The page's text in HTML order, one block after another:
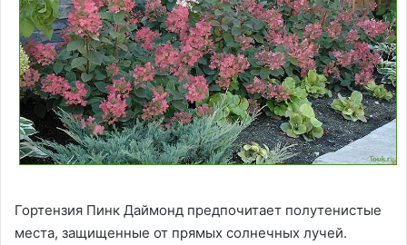
Гортензия Пинк Даймонд предпочитает полутенистые
места, защищенные от прямых солнечных лучей.